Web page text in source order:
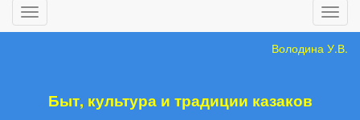
Володина У.В.
Быт, культура и традиции казаков